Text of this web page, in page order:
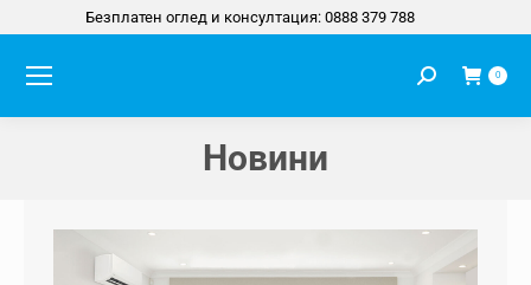
Безплатен оглед и консултация: 0888 379 788
Search: 0
Новини
You are here: